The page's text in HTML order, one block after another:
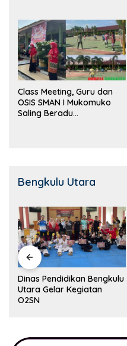
Class Meeting, Guru dan
OSIS SMAN I Mukomuko
Saling Beradu
Bengkulu Utara
Dinas Pendidikan Bengkulu
Utara Gelar Kegiatan
O2SN